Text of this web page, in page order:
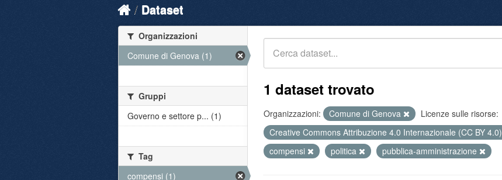
Dataset
1 dataset trovato
Organizzazioni: Comune di Genova
Licenze sulle risorse:
Creative Commons Attribuzione 4.0 Internazionale (CC BY 4.0)
compensi
politica pubblica-amministrazione
Organizzazioni
Comune di Genova (1)
Gruppi
Governo e settore p... (1)
Tag
compensi (1)